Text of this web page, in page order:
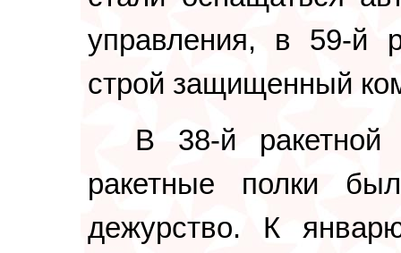
управления, в 59-й
строй защищенный
В 38-й
ракетные полки
дежурство. К